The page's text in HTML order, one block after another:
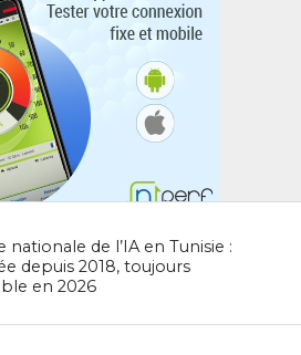
nationale de l’IA en Tunisie :
depuis 2018, toujours
en 2026